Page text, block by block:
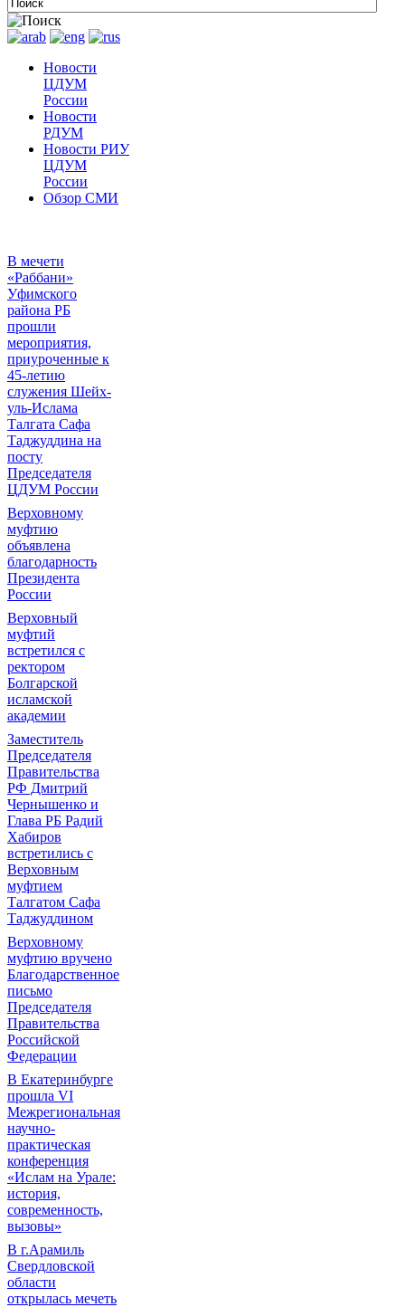
Новости
ЦДУМ
России
Новости
РДУМ
Новости РИУ
ЦДУМ
России
Обзор СМИ
В мечети
«Раббани»
Уфимского
района РБ
прошли
мероприятия,
приуроченные к
45-летию
служения Шейх-
уль-Ислама
Талгата Сафа
Таджуддина на
посту
Председателя
ЦДУМ России
Верховному
муфтию
объявлена
благодарность
Президента
России
Верховный
муфтий
встретился с
ректором
Болгарской
исламской
академии
Заместитель
Председателя
Правительства
РФ Дмитрий
Чернышенко и
Глава РБ Радий
Хабиров
встретились с
Верховным
муфтием
Талгатом Сафа
Таджуддином
Верховному
муфтию вручено
Благодарственное
письмо
Председателя
Правительства
Российской
Федерации
В Екатеринбурге
прошла VI
Межрегиональная
научно-
практическая
конференция
«Ислам на Урале:
история,
современность,
вызовы»
В г.Арамиль
Свердловской
области
открылась мечеть